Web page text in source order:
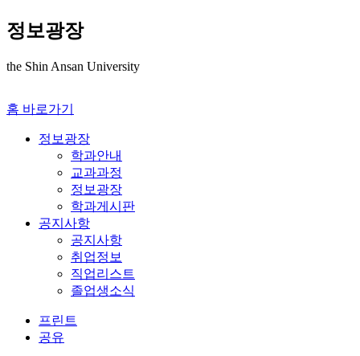
정보광장
the Shin Ansan University
홈 바로가기
정보광장
학과안내
교과과정
정보광장
학과게시판
공지사항
공지사항
취업정보
직업리스트
졸업생소식
프린트
공유